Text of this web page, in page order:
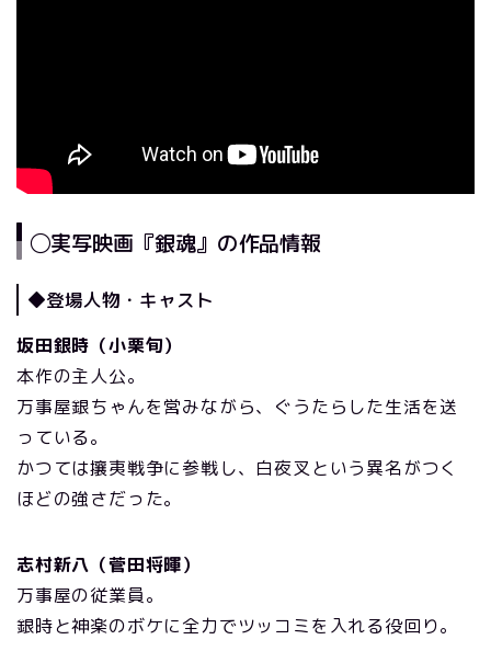
◯実写映画『銀魂』の作品情報
◆登場人物・キャスト
坂田銀時（小栗旬）
本作の主人公。
万事屋銀ちゃんを営みながら、ぐうたらした生活を送
っている。
かつては攘夷戦争に参戦し、白夜叉という異名がつく
ほどの強さだった。
志村新八（菅田将暉）
万事屋の従業員。
銀時と神楽のボケに全力でツッコミを入れる役回り。